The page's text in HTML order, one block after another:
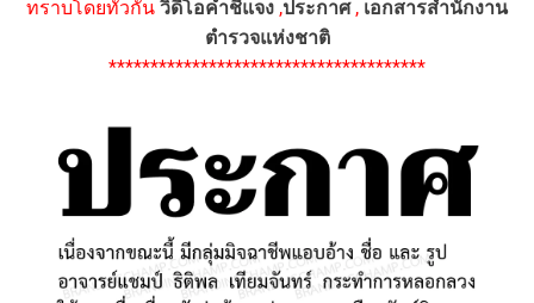
ทราบโดยทั่วกัน วิดีโอคำชี้แจง ,ประกาศ, เอกสารสำนักงาน
ตำรวจแห่งชาติ
**************************************